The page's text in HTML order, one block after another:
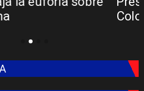
y Contrato